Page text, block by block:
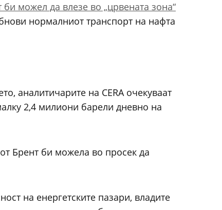
можел да влезе во „црвената зона“
нормалниот транспорт на нафта
аналитичарите на CERA очекуваат
2,4 милиони барели дневно на
Брент би можела во просек да
на енергетските пазари, владите